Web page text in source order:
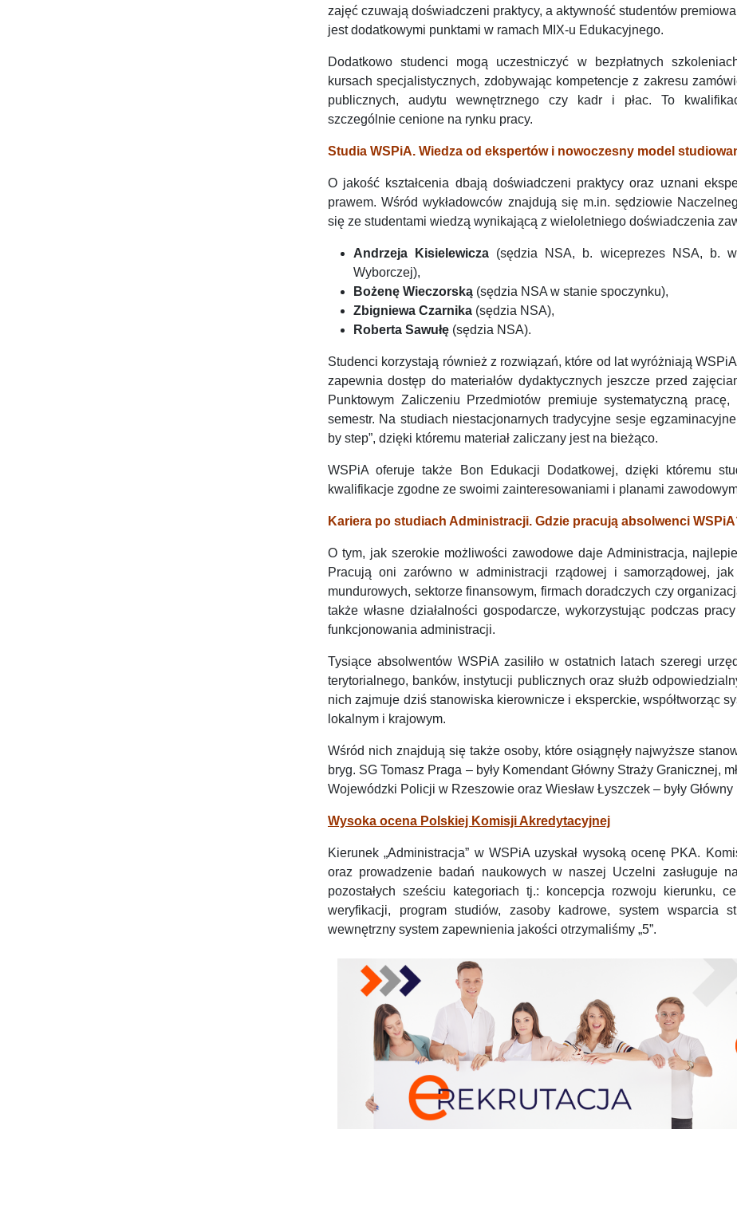
zajęć czuwają doświadczeni praktycy, a aktywność studentów
jest dodatkowymi punktami w ramach MIX-u Edukacyjnego.
Dodatkowo studenci mogą uczestniczyć w bezpłatnych
kursach specjalistycznych, zdobywając kompetencje z zakresu
publicznych, audytu wewnętrznego czy kadr i płac. To
szczególnie cenione na rynku pracy.
Studia WSPiA. Wiedza od ekspertów i nowoczesny model
O jakość kształcenia dbają doświadczeni praktycy oraz uznani
prawem. Wśród wykładowców znajdują się m.in. sędziowie
się ze studentami wiedzą wynikającą z wieloletniego doświadczenia
Andrzeja Kisielewicza (sędzia NSA, b. wiceprezes NSA, b.
Wyborczej),
Bożenę Wieczorską (sędzia NSA w stanie spoczynku),
Zbigniewa Czarnika (sędzia NSA),
Roberta Sawułę (sędzia NSA).
Studenci korzystają również z rozwiązań, które od lat wyróżniają
zapewnia dostęp do materiałów dydaktycznych jeszcze przed
Punktowym Zaliczeniu Przedmiotów premiuje systematyczną
semestr. Na studiach niestacjonarnych tradycyjne sesje
by step”, dzięki któremu materiał zaliczany jest na bieżąco.
WSPiA oferuje także Bon Edukacji Dodatkowej, dzięki któremu
kwalifikacje zgodne ze swoimi zainteresowaniami i planami
Kariera po studiach Administracji. Gdzie pracują absolwenci
O tym, jak szerokie możliwości zawodowe daje Administracja,
Pracują oni zarówno w administracji rządowej i samorządowej,
mundurowych, sektorze finansowym, firmach doradczych czy
także własne działalności gospodarcze, wykorzystując podczas
funkcjonowania administracji.
Tysiące absolwentów WSPiA zasiliło w ostatnich latach szeregi
terytorialnego, banków, instytucji publicznych oraz służb
nich zajmuje dziś stanowiska kierownicze i eksperckie, współtworząc
lokalnym i krajowym.
Wśród nich znajdują się także osoby, które osiągnęły najwyższe
bryg. SG Tomasz Praga – były Komendant Główny Straży Granicznej,
Wojewódzki Policji w Rzeszowie oraz Wiesław Łyszczek – były Główny
Wysoka ocena Polskiej Komisji Akredytacyjnej
Kierunek „Administracja” w WSPiA uzyskał wysoką ocenę PKA.
oraz prowadzenie badań naukowych w naszej Uczelni zasługuje
pozostałych sześciu kategoriach tj.: koncepcja rozwoju kierunku,
weryfikacji, program studiów, zasoby kadrowe, system wsparcia
wewnętrzny system zapewnienia jakości otrzymaliśmy „5”.